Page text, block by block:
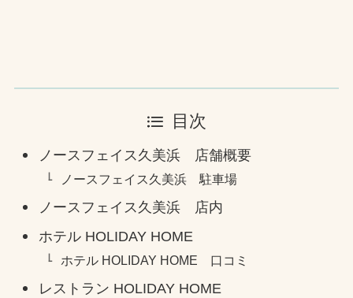
目次
ノースフェイス久美浜 店舗概要
ノースフェイス久美浜 駐車場
ノースフェイス久美浜 店内
ホテル HOLIDAY HOME
ホテル HOLIDAY HOME 口コミ
レストラン HOLIDAY HOME